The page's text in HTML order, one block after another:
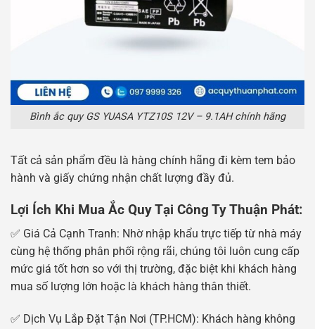
Bình ắc quy GS YUASA YTZ10S 12V – 9.1AH chính hãng
Tất cả sản phẩm đều là hàng chính hãng đi kèm tem bảo
hành và giấy chứng nhận chất lượng đầy đủ.
Lợi Ích Khi Mua Ắc Quy Tại Công Ty Thuận Phát:
✅ Giá Cả Cạnh Tranh: Nhờ nhập khẩu trực tiếp từ nhà máy
cùng hệ thống phân phối rộng rãi, chúng tôi luôn cung cấp
mức giá tốt hơn so với thị trường, đặc biệt khi khách hàng
mua số lượng lớn hoặc là khách hàng thân thiết.
✅ Dịch Vụ Lắp Đặt Tận Nơi (TP.HCM): Khách hàng không